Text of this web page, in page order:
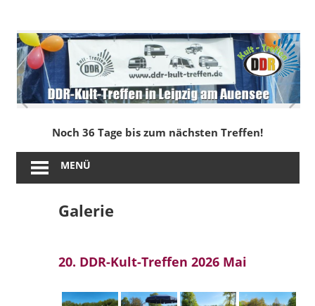
springen
DDR-
Kult-
Treffen
in
Leipzig
am
Noch 36 Tage bis zum nächsten Treffen!
MENÜ
Galerie
20. DDR-Kult-Treffen 2026 Mai